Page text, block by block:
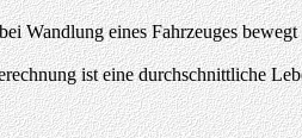
Wandlung eines Fahrzeuges
ist eine durchschnittliche